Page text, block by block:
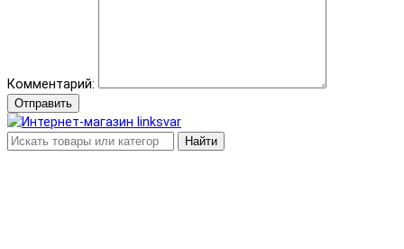
Комментарий:
Отправить
Найти